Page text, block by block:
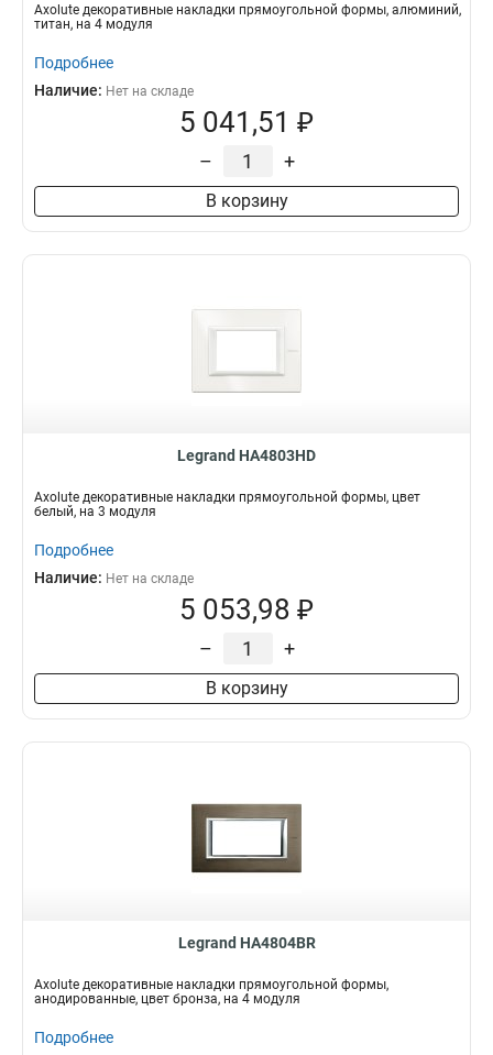
Axolute декоративные накладки прямоугольной формы, алюминий,
титан, на 4 модуля
Подробнее
Наличие: Нет на складе
5 041,51 ₽
– +
В корзину
Legrand HA4803HD
Axolute декоративные накладки прямоугольной формы, цвет
белый, на 3 модуля
Подробнее
Наличие: Нет на складе
5 053,98 ₽
– +
В корзину
Legrand HA4804BR
Axolute декоративные накладки прямоугольной формы,
анодированные, цвет бронза, на 4 модуля
Подробнее